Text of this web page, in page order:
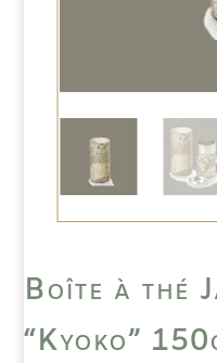
Boîte à thé
“Kyoko”